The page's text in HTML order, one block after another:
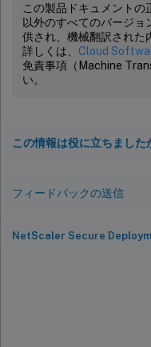
この製品ドキュメント
以外のすべてのバージ
供され、機械翻訳された
詳しくは、 Cloud
免責事項（Machine
い。
この情報は役に立ちました
フィードバックの送信
NetScaler Secure